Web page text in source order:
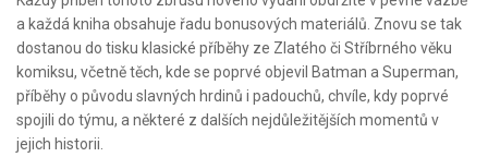
a každá kniha obsahuje řadu bonusových materiálů. Znovu se tak
dostanou do tisku klasické příběhy ze Zlatého či Stříbrného věku
komiksu, včetně těch, kde se poprvé objevil Batman a Superman,
příběhy o původu slavných hrdinů i padouchů, chvíle, kdy poprvé
spojili do týmu, a některé z dalších nejdůležitějších momentů v
jejich historii.